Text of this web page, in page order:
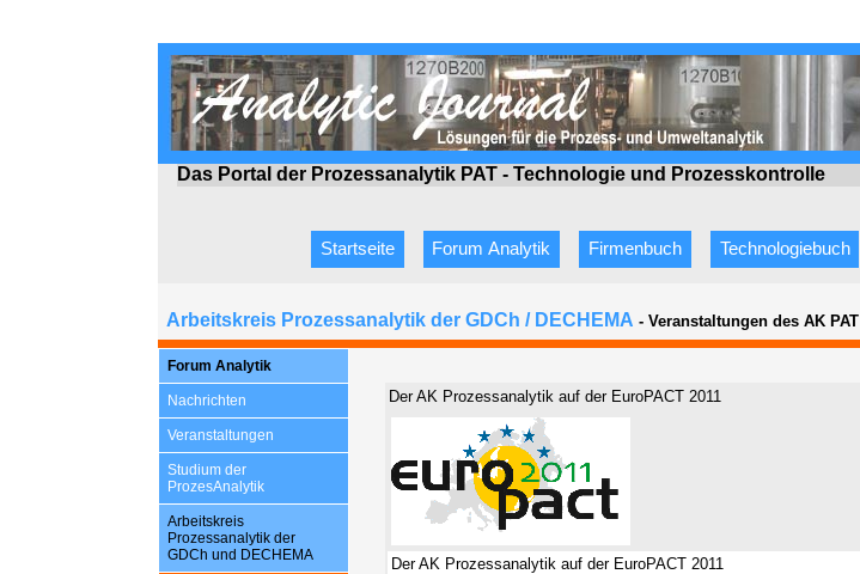
Das Portal der Prozessanalytik PAT - Technologie und Prozesskontrolle
Startseite Forum Analytik Firmenbuch Technologiebuch
Arbeitskreis Prozessanalytik der GDCh / DECHEMA - Veranstaltungen des AK PAT
Forum Analytik
Nachrichten
Veranstaltungen
Studium der
ProzesAnalytik
Arbeitskreis
Prozessanalytik der
GDCh und DECHEMA
Der AK Prozessanalytik auf der EuroPACT 2011
Der AK Prozessanalytik auf der EuroPACT 2011